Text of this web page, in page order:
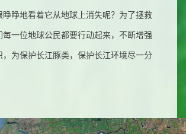
睁睁地看着它从地球上消失呢？为了拯救
每一位地球公民都要行动起来，不断增强
，为保护长江豚类，保护长江环境尽一分